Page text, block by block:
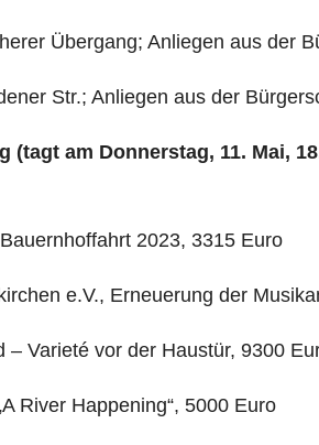
Übergang; Anliegen aus der
Str.; Anliegen aus der
(tagt am Donnerstag, 11. Mai,
2023, 3315 Euro
e.V., Erneuerung der
– Varieté vor der Haustür, 9300
River Happening“, 5000 Euro